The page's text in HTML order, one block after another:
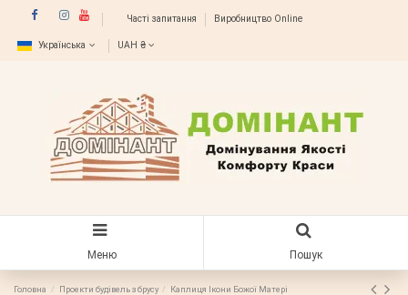
Часті запитання Виробництво Online
Українська UAH ₴
Меню Пошук
Головна Проекти будівель з брусу Каплиця Ікони Божої Матері